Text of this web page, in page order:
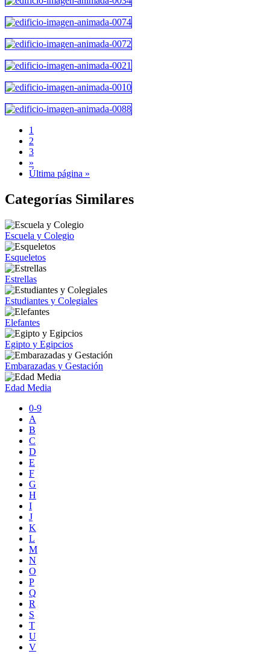
1
2
3
»
Última página »
Categorías Similares
Escuela y Colegio
Esqueletos
Estrellas
Estudiantes y Colegiales
Elefantes
Egipto y Egipcios
Embarazadas y Gestación
Edad Media
0-9
A
B
C
D
E
F
G
H
I
J
K
L
M
N
O
P
Q
R
S
T
U
V